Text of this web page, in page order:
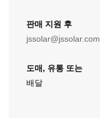
판매 지원 후
jssolar@jssolar.com
도매, 유통 또는
배달